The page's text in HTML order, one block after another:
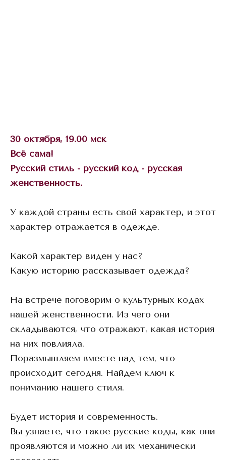
30 октября, 19.00 мск
Всё сама!
Русский стиль - русский код - русская
женственность.
У каждой страны есть свой характер, и этот
характер отражается в одежде.
Какой характер виден у нас?
Какую историю рассказывает одежда?
На встрече поговорим о культурных кодах
нашей женственности. Из чего они
складываются, что отражают, какая история
на них повлияла.
Поразмышляем вместе над тем, что
происходит сегодня. Найдем ключ к
пониманию нашего стиля.
Будет история и современность.
Вы узнаете, что такое русские коды, как они
проявляются и можно ли их механически